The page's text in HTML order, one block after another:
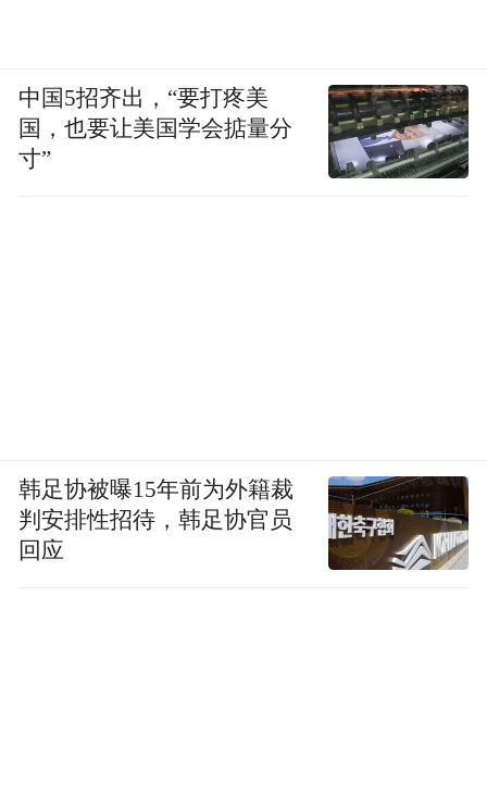
中国5招齐出，“要打疼美
国，也要让美国学会掂量分
寸”
韩足协被曝15年前为外籍裁
判安排性招待，韩足协官员
回应